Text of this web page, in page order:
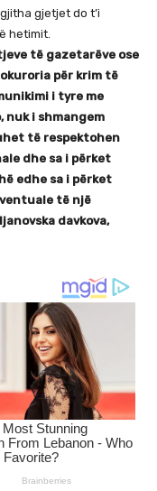
gjetjet do t’i
hetimit.
të gazetarëve ose
për krim të
i tyre me
nuk i shmangem
të respektohen
dhe sa i përket
edhe sa i përket
të një
davkova,